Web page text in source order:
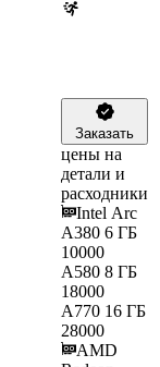
Заказать
цены на
детали и
расходники
Intel Arc
A380 6 ГБ
10000
A580 8 ГБ
18000
A770 16 ГБ
28000
AMD